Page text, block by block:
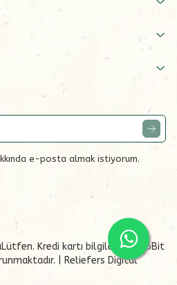
e-posta almak istiyorum.
Kredi kartı bilgileriniz 256Bit
| Reliefers Digital